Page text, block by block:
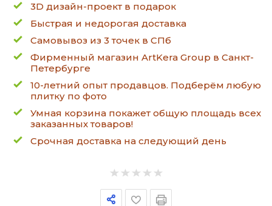
3D дизайн-проект в подарок
Быстрая и недорогая доставка
Самовывоз из 3 точек в СПб
Фирменный магазин ArtKera Group в Санкт-
Петербурге
10-летний опыт продавцов. Подберём любую
плитку по фото
Умная корзина покажет общую площадь всех
заказанных товаров!
Срочная доставка на следующий день